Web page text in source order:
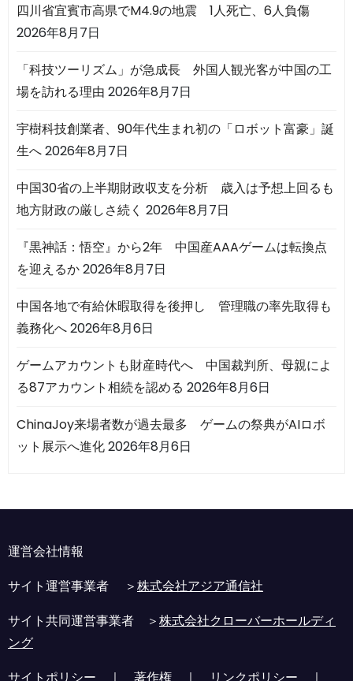
四川省宜賓市高県でM4.9の地震 1人死亡、6人負傷
2026年8月7日
「科技ツーリズム」が急成長 外国人観光客が中国の工
場を訪れる理由 2026年8月7日
宇樹科技創業者、90年代生まれ初の「ロボット富豪」誕
生へ2026年8月7日
中国30省の上半期財政収支を分析 歳入は予想上回るも
地方財政の厳しさ続く 2026年8月7日
『黒神話：悟空』から2年 中国産AAAゲームは転換点
を迎えるか2026年8月7日
中国各地で有給休暇取得を後押し 管理職の率先取得も
義務化へ2026年8月6日
ゲームアカウントも財産時代へ 中国裁判所、母親によ
る87アカウント相続を認める 2026年8月6日
ChinaJoy来場者数が過去最多 ゲームの祭典がAIロボ
ット展示へ進化2026年8月6日
運営会社情報
サイト運営事業者 ＞株式会社アジア通信社
サイト共同運営事業者 ＞株式会社クローバーホールディ
ング
サイトポリシー ｜ 著作権 ｜ リンクポリシー ｜